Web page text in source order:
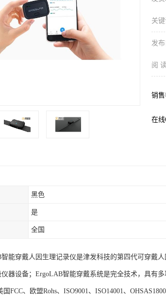
关键
发布
阅
销售
在线
黑色
是
全国
能穿戴人因生理记录仪是津发科技的第四代可穿戴
器设备；ErgoLAB智能穿戴系统是完全技术，具有
国FCC、欧盟Rohs、ISO9001、ISO14001、